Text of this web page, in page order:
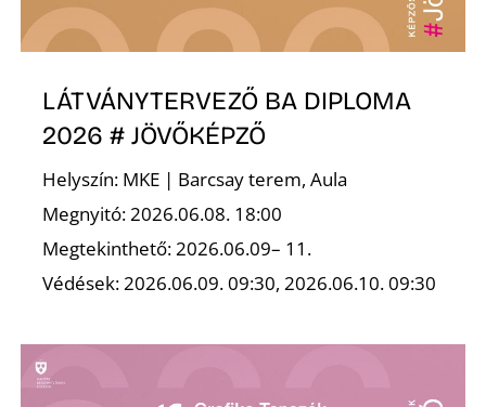
LÁTVÁNYTERVEZŐ BA DIPLOMA
2026 # JÖVŐKÉPZŐ
Helyszín: MKE | Barcsay terem, Aula
Megnyitó: 2026.06.08. 18:00
Megtekinthető: 2026.06.09– 11.
Védések: 2026.06.09. 09:30, 2026.06.10. 09:30